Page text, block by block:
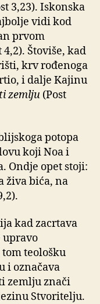
3,23). Iskonska
vidi kod
prvom
4,2). Štoviše, kad
krv rođenoga
i dalje Kajinu
zemlju (Post
potopa
koji Noa i
Ondje opet stoji:
živa bića, na
kad zacrtava
upravo
teološku
i označava
zemlju znači
Stvoritelju.